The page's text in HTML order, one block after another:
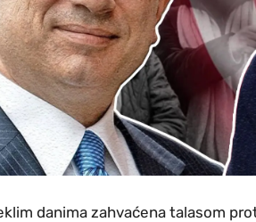
danima zahvaćena talasom